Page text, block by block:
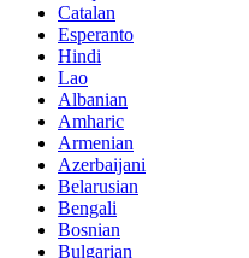
Catalan
Esperanto
Hindi
Lao
Albanian
Amharic
Armenian
Azerbaijani
Belarusian
Bengali
Bosnian
Bulgarian